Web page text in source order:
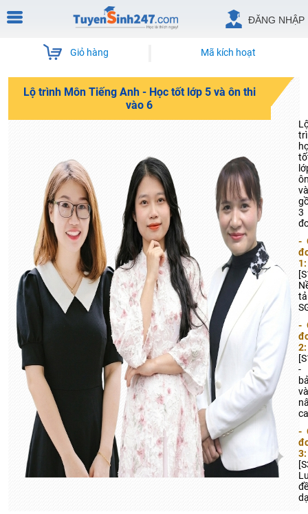
ĐĂNG NHẬP
Giỏ hàng Mã kích hoạt
Lộ trình Môn Tiếng Anh - Học tốt lớp 5 và ôn thi
vào 6
3
-
1:
-
2:
-
và
-
3: